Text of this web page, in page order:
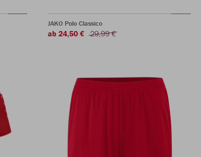
JAKO Polo Classico
ab 24,50 € 29,99 €